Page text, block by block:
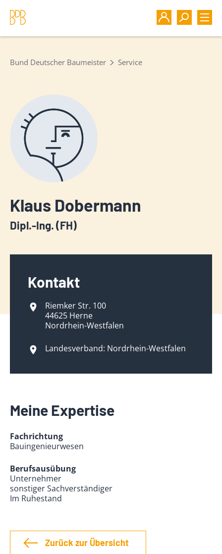
Bund Deutscher Baumeister Service
Klaus Dobermann
Dipl.-Ing. (FH)
Kontakt
Riemker Str. 100
44625 Herne
Nordrhein-Westfalen
Landesverband: Nordrhein-Westfalen
Meine Expertise
Fachrichtung
Bauingenieurwesen
Berufsausübung
Unternehmer
sonstiger Sachverständiger
Im Ruhestand
Zurück zur Übersicht